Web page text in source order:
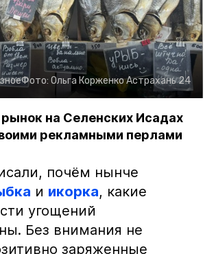
Фото: Ольга КорженкоАстрахань 24
на Селенских Исадах
рекламными перлами
почём нынче
и икорка, какие
угощений
Без внимания не
заряженные